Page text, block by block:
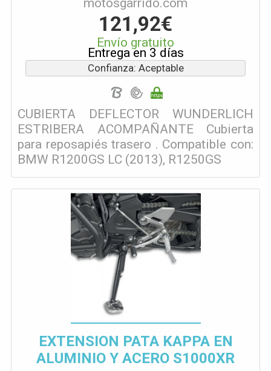
121,92€
Envío gratuito
Entrega en 3 días
Confianza: Aceptable
CUBIERTA DEFLECTOR WUNDERLICH
ESTRIBERA ACOMPAÑANTE Cubierta
para reposapiés trasero . Compatible con:
BMW R1200GS LC (2013), R1250GS
EXTENSION PATA KAPPA EN
ALUMINIO Y ACERO S1000XR